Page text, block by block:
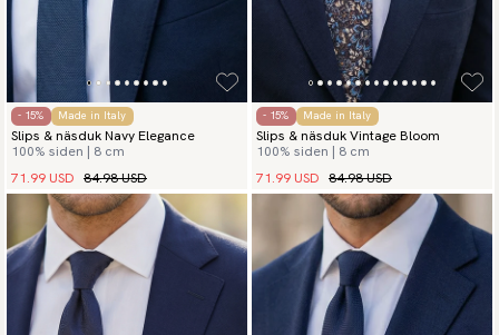
- 15% Made in Italy
Slips & näsduk Navy Elegance
100% siden | 8 cm
71.99 USD 84.98 USD
- 15% Made in Italy
Slips & näsduk Vintage Bloom
100% siden | 8 cm
71.99 USD 84.98 USD